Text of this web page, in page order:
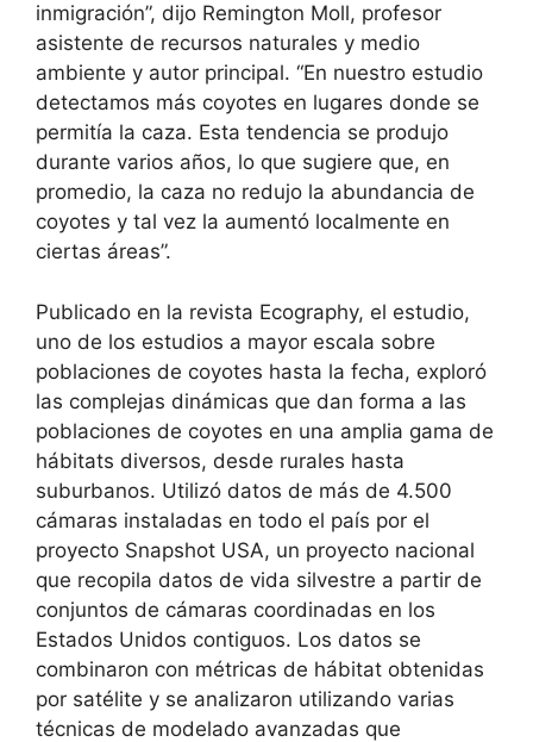
inmigración”, dijo Remington Moll, profesor
asistente de recursos naturales y medio
ambiente y autor principal. “En nuestro estudio
detectamos más coyotes en lugares donde se
permitía la caza. Esta tendencia se produjo
durante varios años, lo que sugiere que, en
promedio, la caza no redujo la abundancia de
coyotes y tal vez la aumentó localmente en
ciertas áreas”.
Publicado en la revista Ecography, el estudio,
uno de los estudios a mayor escala sobre
poblaciones de coyotes hasta la fecha, exploró
las complejas dinámicas que dan forma a las
poblaciones de coyotes en una amplia gama de
hábitats diversos, desde rurales hasta
suburbanos. Utilizó datos de más de 4.500
cámaras instaladas en todo el país por el
proyecto Snapshot USA, un proyecto nacional
que recopila datos de vida silvestre a partir de
conjuntos de cámaras coordinadas en los
Estados Unidos contiguos. Los datos se
combinaron con métricas de hábitat obtenidas
por satélite y se analizaron utilizando varias
técnicas de modelado avanzadas que